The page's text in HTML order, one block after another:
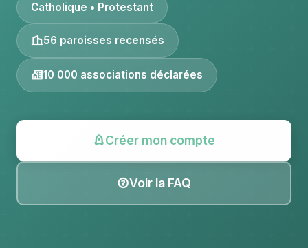
Catholique • Protestant
56 paroisses recensés
10 000 associations déclarées
Créer mon compte
Voir la FAQ